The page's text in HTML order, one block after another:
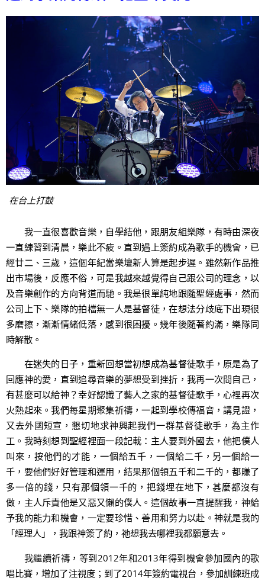
在台上打鼓
我一直很喜歡音樂，自學結他，跟朋友組樂隊，有時由深夜
一直練習到清晨，樂此不疲。直到遇上簽約成為歌手的機會，已
經廿二、三歲，這個年紀當樂壇新人算是起步遲。雖然新作品推
出市場後，反應不俗，可是我越來越覺得自己跟公司的理念，以
及音樂創作的方向背道而馳。我是很單純地跟隨聖經處事，然而
公司上下、樂隊的拍檔無一人是基督徒，在想法分歧底下出現很
多磨擦，漸漸情緒低落，感到很困擾。幾年後隨著約滿，樂隊同
時解散。
在迷失的日子，重新回想當初想成為基督徒歌手，原是為了
回應神的愛，直到追尋音樂的夢想受到挫折，我再一次問自己，
有甚麼可以給神？幸好認識了藝人之家的基督徒歌手，心裡再次
火熱起來。我們每星期聚集祈禱，一起到學校傳福音，講見證，
又去外國短宣，懇切地求神興起我們一群基督徒歌手，為主作
工。我時刻想到聖經裡面一段記載：主人要到外國去，他把僕人
叫來，按他們的才能，一個給五千，一個給二千，另一個給一
千，要他們好好管理和運用，結果那個領五千和二千的，都賺了
多一倍的錢，只有那個領一千的，把錢埋在地下，甚麼都沒有
做，主人斥責他是又惡又懶的僕人。這個故事一直提醒我，神給
予我的能力和機會，一定要珍惜、善用和努力以赴。神就是我的
「經理人」，我跟神簽了約，祂想我去哪裡我都願意去。
我繼續祈禱，等到2012年和2013年得到機會參加國內的歌
唱比賽，增加了注視度；到了2014年簽約電視台，參加訓練班成